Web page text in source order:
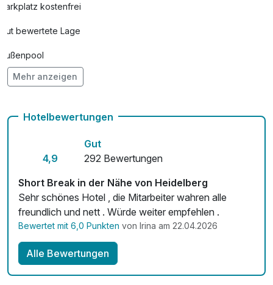
Parkplatz kostenfrei
Gut bewertete Lage
Außenpool
Hunde im Hotel erlaubt für 15,00 € pro Stück / Nacht
Fitnessgeräte stehen bereit
Kostenloses W-LAN
Mit Hotelbar
Mehr anzeigen
Hotelbewertungen
4,9
Gut
292 Bewertungen
Short Break in der Nähe von Heidelberg
Sehr schönes Hotel , die Mitarbeiter wahren alle
freundlich und nett . Würde weiter empfehlen .
Bewertet mit 6,0 Punkten von Irina am 22.04.2026
Alle Bewertungen